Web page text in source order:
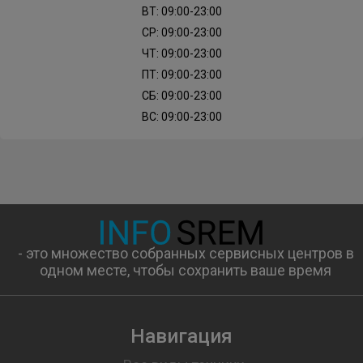
ВТ: 09:00-23:00
СР: 09:00-23:00
ЧТ: 09:00-23:00
ПТ: 09:00-23:00
СБ: 09:00-23:00
ВС: 09:00-23:00
- это множество собранных сервисных центров в
одном месте, чтобы сохранить ваше время
Навигация